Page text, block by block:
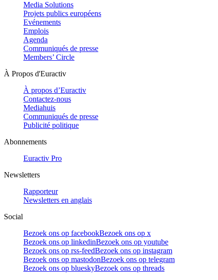
Media Solutions
Projets publics européens
Evénements
Emplois
Agenda
Communiqués de presse
Members’ Circle
À Propos d'Euractiv
À propos d’Euractiv
Contactez-nous
Mediahuis
Communiqués de presse
Publicité politique
Abonnements
Euractiv Pro
Newsletters
Rapporteur
Newsletters en anglais
Social
Bezoek ons op facebookBezoek ons op x
Bezoek ons op linkedinBezoek ons op youtube
Bezoek ons op rss-feedBezoek ons op instagram
Bezoek ons op mastodonBezoek ons op telegram
Bezoek ons op blueskyBezoek ons op threads